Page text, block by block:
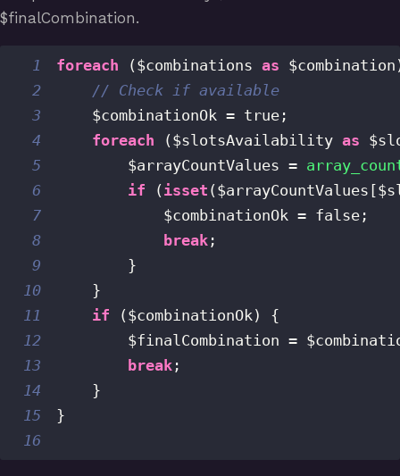
$finalCombination.
1 foreach ( $combinations as $combination
2
// Check if available
3
$combinationOk = true ;
4
foreach ( $slotsAvailability as
5
$arrayCountValues =
6
if ( isset ( $arrayCountValues [
7
$combinationOk = false ;
8
break ;
9
}
10
}
11
if ( $combinationOk)
{
12
$finalCombination =
13
break ;
14
}
15
}
16